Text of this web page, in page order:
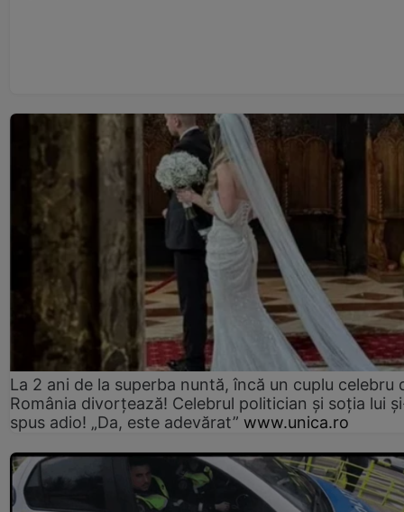
La 2 ani de la superba nuntă, încă un cuplu celebru
România divorțează! Celebrul politician și soția lui
spus adio! „Da, este adevărat” www.unica.ro